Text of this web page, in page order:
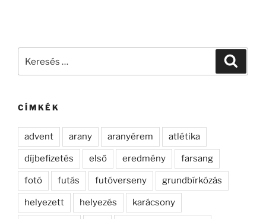
CÍMKÉK
advent arany aranyérem atlétika
díjbefizetés első eredmény farsang
fotó futás futóverseny grundbírkózás
helyezett helyezés karácsony